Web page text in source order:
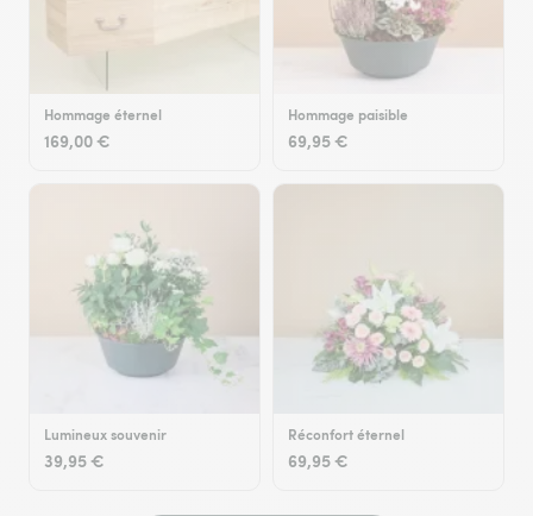
Hommage éternel
169,00 €
Hommage paisible
69,95 €
Lumineux souvenir
39,95 €
Réconfort éternel
69,95 €